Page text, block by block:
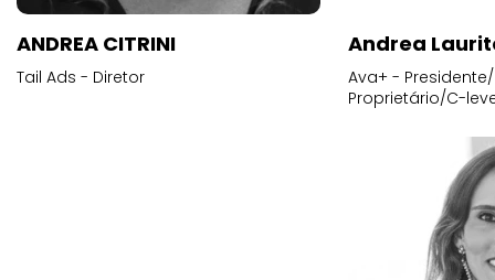
ANDREA CITRINI
Tail Ads - Diretor
Andrea
Ava+ -
Proprietário/C-